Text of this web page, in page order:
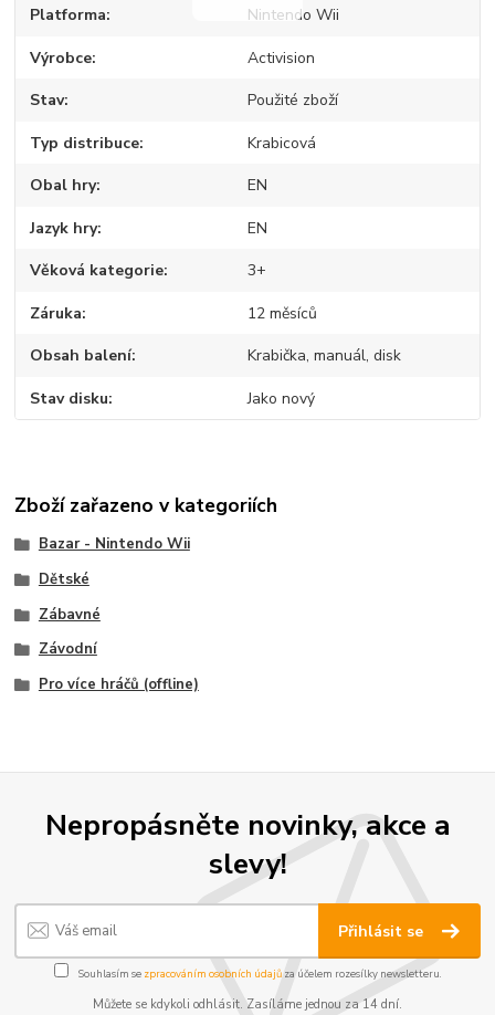
Platforma Nintendo Wii
Výrobce Activision
Stav Použité zboží
Typ distribuce Krabicová
Obal hry EN
Jazyk hry EN
Věková kategorie 3+
Záruka 12 měsíců
Obsah balení Krabička, manuál, disk
Stav disku Jako nový
Zboží zařazeno v kategoriích
Bazar - Nintendo Wii
Dětské
Zábavné
Závodní
Pro více hráčů (offline)
Nepropásněte novinky, akce a
slevy!
Přihlásit se
Souhlasím se zpracováním osobních údajůza účelem rozesílky newsletteru.
Můžete se kdykoli odhlásit. Zasíláme jednou za 14 dní.